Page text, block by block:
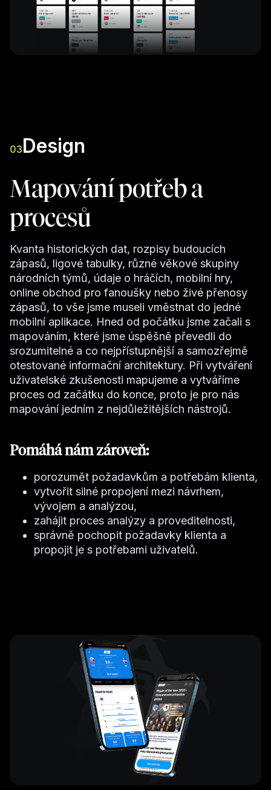
03Design
Mapování potřeb a
procesů
Kvanta historických dat, rozpisy budoucích
zápasů, ligové tabulky, různé věkové skupiny
národních týmů, údaje o hráčích, mobilní hry,
online obchod pro fanoušky nebo živé přenosy
zápasů, to vše jsme museli vměstnat do jedné
mobilní aplikace. Hned od počátku jsme začali s
mapováním, které jsme úspěšně převedli do
srozumitelné a co nejpřístupnější a samozřejmě
otestované informační architektury. Při vytváření
uživatelské zkušenosti mapujeme a vytváříme
proces od začátku do konce, proto je pro nás
mapování jedním z nejdůležitějších nástrojů.
Pomáhá nám zároveň:
porozumět požadavkům a potřebám klienta,
vytvořit silné propojení mezi návrhem,
vývojem a analýzou,
zahájit proces analýzy a proveditelnosti,
správně pochopit požadavky klienta a
propojit je s potřebami uživatelů.